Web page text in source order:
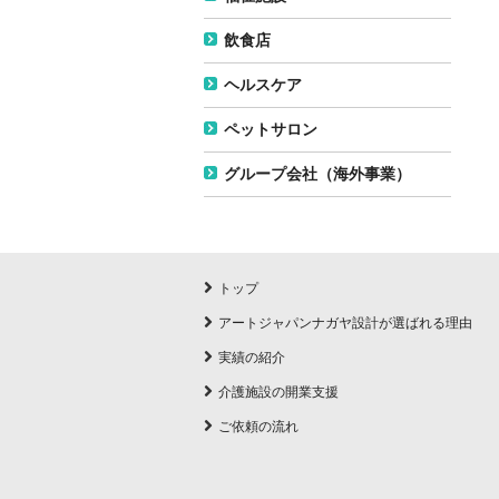
飲食店
ヘルスケア
ペットサロン
グループ会社（海外事業）
トップ
アートジャパンナガヤ設計が選ばれる理由
実績の紹介
介護施設の開業支援
ご依頼の流れ